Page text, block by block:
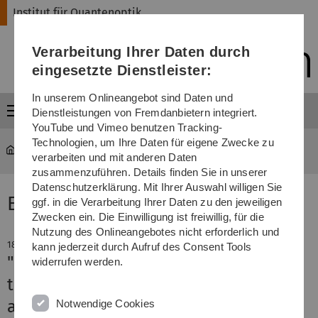
Direkt
Direkt
Direkt
(Sprache,
Drucken,
Media)
Direkt
Direkt
Institut für Quantenoptik
Menü
Institut für Quantenoptik EU-Projekt DIAMANT
EU-Projekt DIAMANT - Aktuelles
18. März 2014
"Arrays of open, independently
tunable microcavities"
arXiv:1309.0023 [quant-ph]
Verarbeitung Ihrer Daten durch
eingesetzte Dienstleister:
In unserem Onlineangebot sind Daten und
Dienstleistungen von Fremdanbietern integriert.
YouTube und Vimeo benutzen Tracking-
Technologien, um Ihre Daten für eigene Zwecke zu
verarbeiten und mit anderen Daten
zusammenzuführen. Details finden Sie in unserer
Datenschutzerklärung. Mit Ihrer Auswahl willigen Sie
ggf. in die Verarbeitung Ihrer Daten zu den jeweiligen
Zwecken ein. Die Einwilligung ist freiwillig, für die
Nutzung des Onlineangebotes nicht erforderlich und
kann jederzeit durch Aufruf des Consent Tools
widerrufen werden.
Notwendige Cookies